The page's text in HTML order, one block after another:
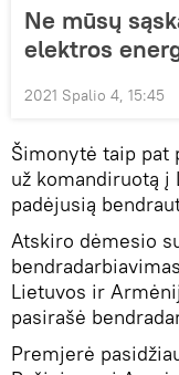
Ne mūsų
elektros
2021 Spalio 4, 15:45
Šimonytė taip pat
už komandiruotą į
padėjusią
Atskiro dėmesio
Lietuvos ir
pasirašė
Premjerė